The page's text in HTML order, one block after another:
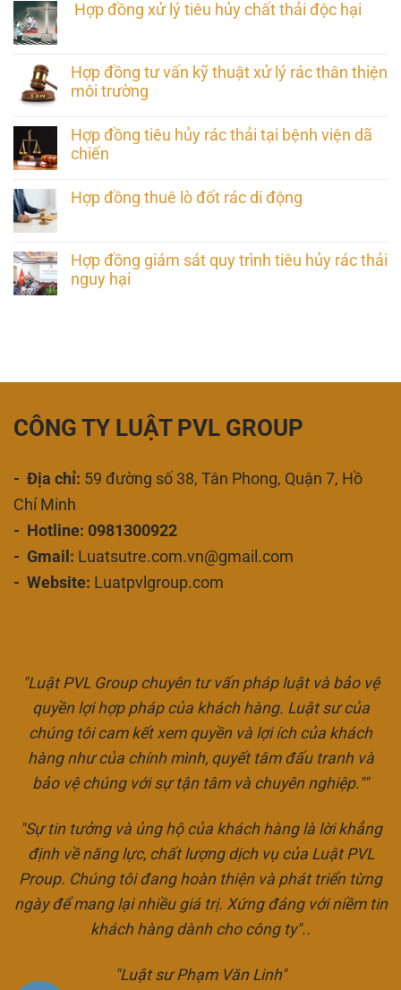
Hợp đồng xử lý tiêu hủy chất thải độc hại
Hợp đồng tư vấn kỹ thuật xử lý rác thân thiện
môi trường
Hợp đồng tiêu hủy rác thải tại bệnh viện dã
chiến
Hợp đồng thuê lò đốt rác di động
Hợp đồng giám sát quy trình tiêu hủy rác thải
nguy hại
CÔNG TY LUẬT PVL GROUP
- Địa chỉ: 59 đường số 38, Tân Phong, Quận 7, Hồ
Chí Minh
- Hotline: 0981300922
- Gmail: Luatsutre.com.vn@gmail.com
- Website: Luatpvlgroup.com
"Luật PVL Group chuyên tư vấn pháp luật và bảo vệ
quyền lợi hợp pháp của khách hàng. Luật sư của
chúng tôi cam kết xem quyền và lợi ích của khách
hàng như của chính mình, quyết tâm đấu tranh và
bảo vệ chúng với sự tận tâm và chuyên nghiệp.""
"Sự tin tưởng và ủng hộ của khách hàng là lời khẳng
định về năng lực, chất lượng dịch vụ của Luật PVL
Proup. Chúng tôi đang hoàn thiện và phát triển từng
ngày để mang lại nhiều giá trị. Xứng đáng với niềm tin
khách hàng dành cho công ty"..
"Luật sư Phạm Văn Linh"